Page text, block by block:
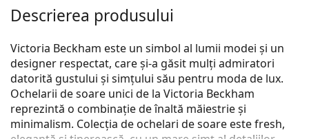
Descrierea produsului
Victoria Beckham este un simbol al lumii modei și un
designer respectat, care și-a găsit mulți admiratori
datorită gustului și simțului său pentru moda de lux.
Ochelarii de soare unici de la Victoria Beckham
reprezintă o combinație de înaltă măiestrie și
minimalism. Colecția de ochelari de soare este fresh,